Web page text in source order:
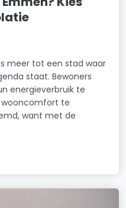
meer tot een stad waar
staat. Bewoners
energieverbruik te
wooncomfort te
want met de